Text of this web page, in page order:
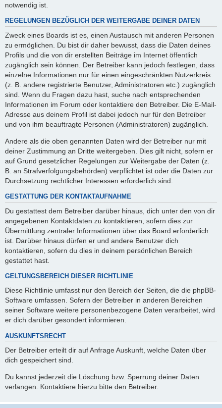
notwendig ist.
REGELUNGEN BEZÜGLICH DER WEITERGABE DEINER DATEN
Zweck eines Boards ist es, einen Austausch mit anderen Personen
zu ermöglichen. Du bist dir daher bewusst, dass die Daten deines
Profils und die von dir erstellten Beiträge im Internet öffentlich
zugänglich sein können. Der Betreiber kann jedoch festlegen, dass
einzelne Informationen nur für einen eingeschränkten Nutzerkreis
(z. B. andere registrierte Benutzer, Administratoren etc.) zugänglich
sind. Wenn du Fragen dazu hast, suche nach entsprechenden
Informationen im Forum oder kontaktiere den Betreiber. Die E-Mail-
Adresse aus deinem Profil ist dabei jedoch nur für den Betreiber
und von ihm beauftragte Personen (Administratoren) zugänglich.
Andere als die oben genannten Daten wird der Betreiber nur mit
deiner Zustimmung an Dritte weitergeben. Dies gilt nicht, sofern er
auf Grund gesetzlicher Regelungen zur Weitergabe der Daten (z.
B. an Strafverfolgungsbehörden) verpflichtet ist oder die Daten zur
Durchsetzung rechtlicher Interessen erforderlich sind.
GESTATTUNG DER KONTAKTAUFNAHME
Du gestattest dem Betreiber darüber hinaus, dich unter den von dir
angegebenen Kontaktdaten zu kontaktieren, sofern dies zur
Übermittlung zentraler Informationen über das Board erforderlich
ist. Darüber hinaus dürfen er und andere Benutzer dich
kontaktieren, sofern du dies in deinem persönlichen Bereich
gestattet hast.
GELTUNGSBEREICH DIESER RICHTLINIE
Diese Richtlinie umfasst nur den Bereich der Seiten, die die phpBB-
Software umfassen. Sofern der Betreiber in anderen Bereichen
seiner Software weitere personenbezogene Daten verarbeitet, wird
er dich darüber gesondert informieren.
AUSKUNFTSRECHT
Der Betreiber erteilt dir auf Anfrage Auskunft, welche Daten über
dich gespeichert sind.
Du kannst jederzeit die Löschung bzw. Sperrung deiner Daten
verlangen. Kontaktiere hierzu bitte den Betreiber.